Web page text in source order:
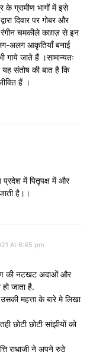
के ग्रामीण भागों में इसे
दिवार पर गोबर और
रंगीन चमकीले काग़ज़ से इन
अलग आकृतियाँ बनाई
गाये जाते हैं ।सामान्यतः
यह संतोष की बात है कि
हैं ।
में पितृपक्ष में और
है।।
At 6:45 pm
की नटखट अदाओं और
जाता है.
महत्ता के बारे मे लिखा
छोटी छोटी सांझीयों को
राधाजी ने अपने रुठे